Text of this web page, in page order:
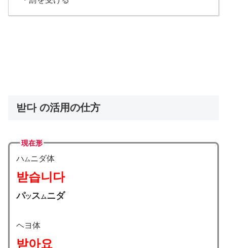
받다 の活用の仕方
現在形
ハムニダ体
받습니다
パツスムニダ
ヘヨ体
받아요